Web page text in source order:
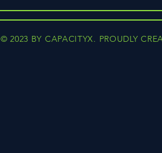
© 2023 BY CAPACITYX. PROUDLY